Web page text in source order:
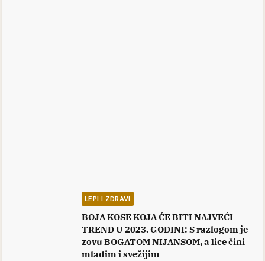
LEPI I ZDRAVI
BOJA KOSE KOJA ĆE BITI NAJVEĆI
TREND U 2023. GODINI: S razlogom je
zovu BOGATOM NIJANSOM, a lice čini
mlađim i svežijim